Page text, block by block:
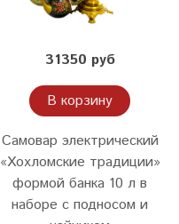
31350 руб
В корзину
Самовар электрический
«Хохломские традиции»
формой банка 10 л в
наборе с подносом и